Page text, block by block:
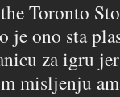
Toronto
je ono sta
za igru
misljenju